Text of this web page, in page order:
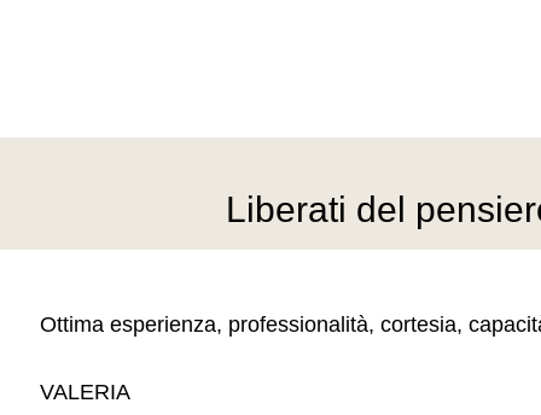
Liberati del
Ottima esperienza, professionalità, cortesia,
VALERIA